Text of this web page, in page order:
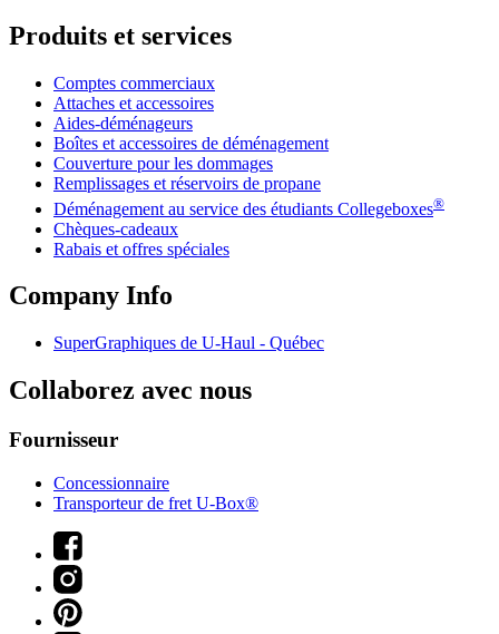
Produits et services
Comptes commerciaux
Attaches et accessoires
Aides-déménageurs
Boîtes et accessoires de déménagement
Couverture pour les dommages
Remplissages et réservoirs de propane
Déménagement au service des étudiants Collegeboxes®
Chèques-cadeaux
Rabais et offres spéciales
Company Info
SuperGraphiques de U-Haul - Québec
Collaborez avec nous
Fournisseur
Concessionnaire
Transporteur de fret U-Box®